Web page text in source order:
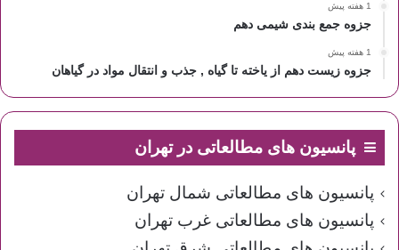
1 هفته پیش
جزوه جمع بندی شیمی دهم
1 هفته پیش
جزوه زیست دهم از یاخته تا گیاه , جذب و انتقال مواد در گیاهان
پانسیون های مطالعاتی در تهران
پانسیون های مطالعاتی شمال تهران
پانسیون های مطالعاتی غرب تهران